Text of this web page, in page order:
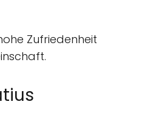
Zufriedenheit